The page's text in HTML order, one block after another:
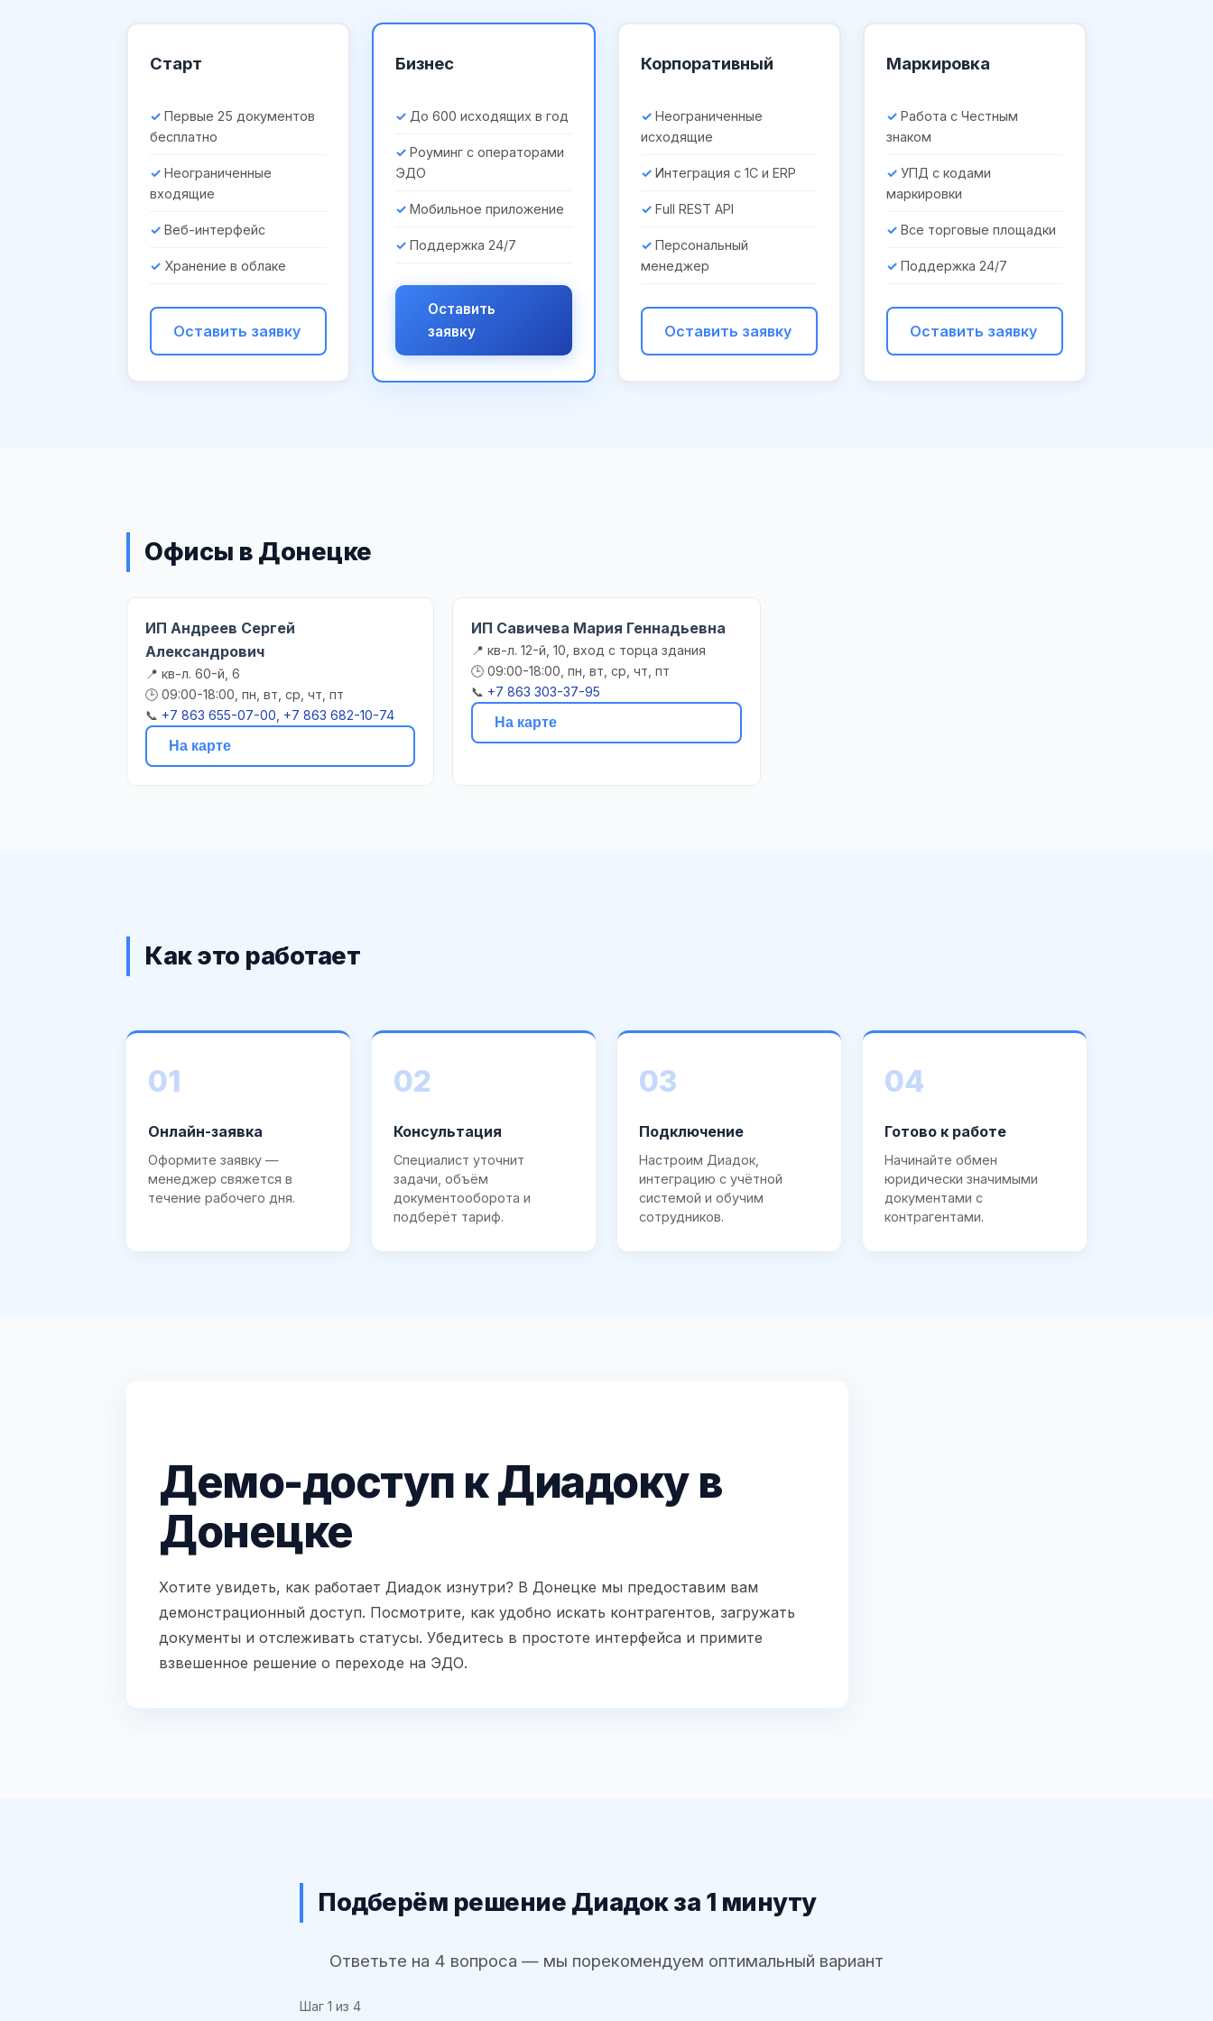
Старт
Первые 25 документов
бесплатно
Неограниченные
входящие
Веб-интерфейс
Хранение в облаке
Оставить заявку
Бизнес
До 600 исходящих в год
Роуминг с операторами
ЭДО
Мобильное приложение
Поддержка 24/7
Оставить
заявку
Корпоративный
Неограниченные
исходящие
Интеграция с 1С и ERP
Full REST API
Персональный
менеджер
Оставить заявку
Маркировка
Работа с Честным
знаком
УПД с кодами
маркировки
Все торговые площадки
Поддержка 24/7
Оставить заявку
Офисы в Донецке
ИП Андреев Сергей
Александрович
📍 кв-л. 60-й, 6
🕒 09:00-18:00, пн, вт, ср, чт, пт
📞 +7 863 655-07-00, +7 863 682-10-74
На карте
ИП Савичева Мария Геннадьевна
📍 кв-л. 12-й, 10, вход с торца здания
🕒 09:00-18:00, пн, вт, ср, чт, пт
📞 +7 863 303-37-95
На карте
Как это работает
01
Онлайн-заявка
Оформите заявку —
менеджер свяжется в
течение рабочего дня.
02
Консультация
Специалист уточнит
задачи, объём
документооборота и
подберёт тариф.
03
Подключение
Настроим Диадок,
интеграцию с учётной
системой и обучим
сотрудников.
04
Готово к работе
Начинайте обмен
юридически значимыми
документами с
контрагентами.
Демо-доступ к Диадоку в
Донецке
Хотите увидеть, как работает Диадок изнутри? В Донецке мы предоставим вам
демонстрационный доступ. Посмотрите, как удобно искать контрагентов, загружать
документы и отслеживать статусы. Убедитесь в простоте интерфейса и примите
взвешенное решение о переходе на ЭДО.
Подберём решение Диадок за 1 минуту
Ответьте на 4 вопроса — мы порекомендуем оптимальный вариант
Шаг 1 из 4